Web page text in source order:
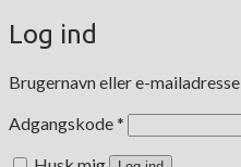
Log ind
Brugernavn eller e-mailadresse
Adgangskode*